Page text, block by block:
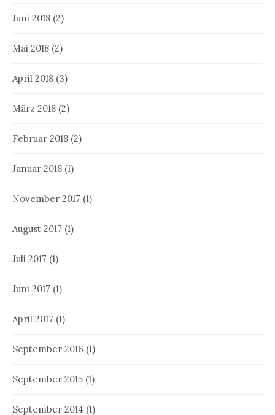
Juni 2018 (2)
Mai 2018 (2)
April 2018 (3)
März 2018 (2)
Februar 2018 (2)
Januar 2018 (1)
November 2017 (1)
August 2017 (1)
Juli 2017 (1)
Juni 2017 (1)
April 2017 (1)
September 2016 (1)
September 2015 (1)
September 2014 (1)